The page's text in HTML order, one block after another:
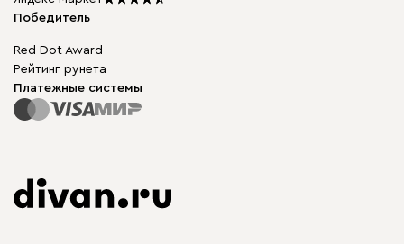
Мы в прессе
Победитель
Red Dot Award
Рейтинг рунета
Платежные системы